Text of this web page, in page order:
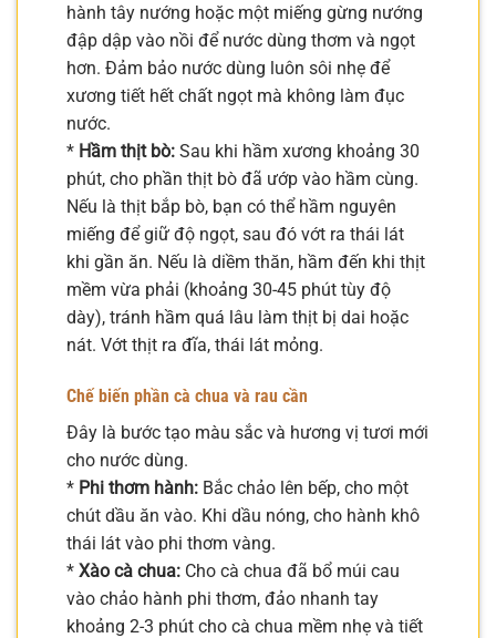
hành tây nướng hoặc một miếng gừng nướng
đập dập vào nồi để nước dùng thơm và ngọt
hơn. Đảm bảo nước dùng luôn sôi nhẹ để
xương tiết hết chất ngọt mà không làm đục
nước.
* Hầm thịt bò: Sau khi hầm xương khoảng 30
phút, cho phần thịt bò đã ướp vào hầm cùng.
Nếu là thịt bắp bò, bạn có thể hầm nguyên
miếng để giữ độ ngọt, sau đó vớt ra thái lát
khi gần ăn. Nếu là diềm thăn, hầm đến khi thịt
mềm vừa phải (khoảng 30-45 phút tùy độ
dày), tránh hầm quá lâu làm thịt bị dai hoặc
nát. Vớt thịt ra đĩa, thái lát mỏng.
Chế biến phần cà chua và rau cần
Đây là bước tạo màu sắc và hương vị tươi mới
cho nước dùng.
* Phi thơm hành: Bắc chảo lên bếp, cho một
chút dầu ăn vào. Khi dầu nóng, cho hành khô
thái lát vào phi thơm vàng.
* Xào cà chua: Cho cà chua đã bổ múi cau
vào chảo hành phi thơm, đảo nhanh tay
khoảng 2-3 phút cho cà chua mềm nhẹ và tiết